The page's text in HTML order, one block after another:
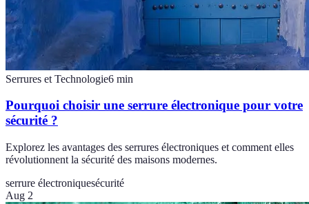
Serrures et Technologie6 min
Pourquoi choisir une serrure électronique pour votre
sécurité ?
Explorez les avantages des serrures électroniques et comment elles
révolutionnent la sécurité des maisons modernes.
serrure électroniquesécurité
Aug 2